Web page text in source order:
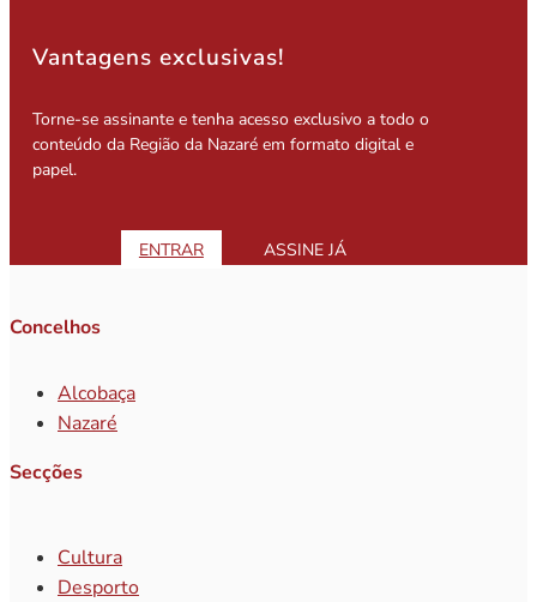
Vantagens exclusivas!
Torne-se assinante e tenha acesso exclusivo a todo o
conteúdo da Região da Nazaré em formato digital e
papel.
ENTRAR ASSINE JÁ
Concelhos
Alcobaça
Nazaré
Secções
Cultura
Desporto